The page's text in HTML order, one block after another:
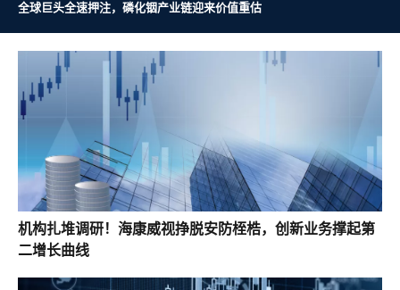
全球巨头全速押注，磷化铟产业链迎来价值重估
机构扎堆调研！海康威视挣脱安防桎梏，创新业务撑起第
二增长曲线